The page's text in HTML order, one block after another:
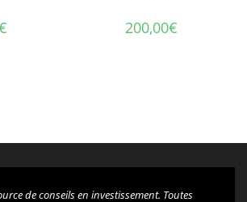
200,00€
de conseils en investissement. Toutes